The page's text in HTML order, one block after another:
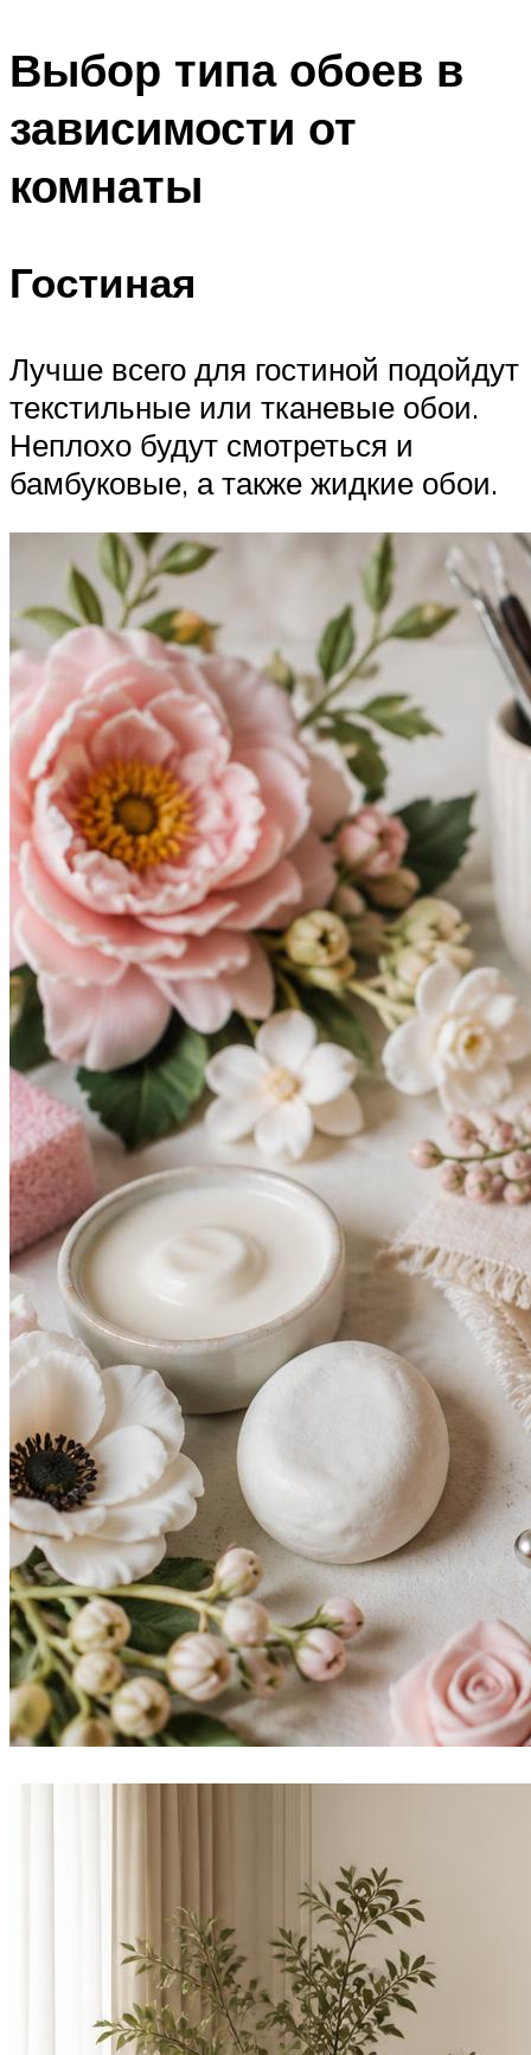
Выбор типа обоев в
зависимости от
комнаты
Гостиная​
Лучше всего для гостиной подойдут
текстильные или тканевые обои.
Неплохо будут смотреться и
бамбуковые, а также жидкие обои.